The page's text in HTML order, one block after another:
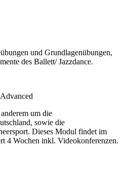
und Grundlagenübungen,
des Ballett/ Jazzdance.
um die
sowie die
Dieses Modul findet im
4 Wochen inkl. Videokonferenzen.